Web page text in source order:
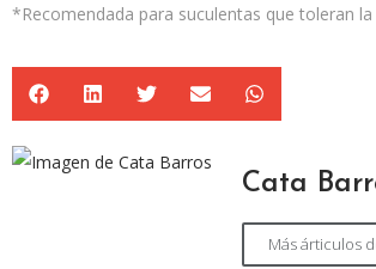
*Recomendada para suculentas que toleran
Cata
Más árticulos